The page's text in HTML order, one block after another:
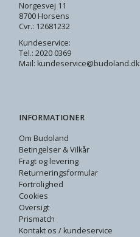
Norgesvej 11
8700 Horsens
Cvr.: 12681232
Kundeservice:
Tel.: 2020 0369
Mail: kundeservice@budoland.dk
INFORMATIONER
Om Budoland
Betingelser & Vilkår
Fragt og levering
Returneringsformular
Fortrolighed
Cookies
Oversigt
Prismatch
Kontakt os / kundeservice